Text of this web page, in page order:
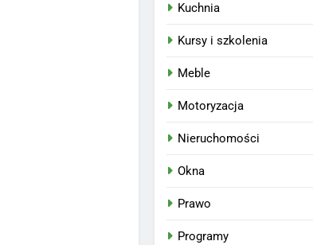
Kuchnia
Kursy i szkolenia
Meble
Motoryzacja
Nieruchomości
Okna
Prawo
Programy